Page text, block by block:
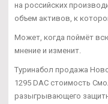
на российских
объем активов, к
Может, когда поймёт
мнение и изменит.
Туринабол продажа
1295 DAC стоимость
разыгрывающего